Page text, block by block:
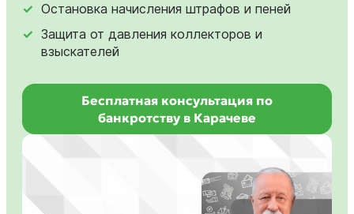
Остановка начисления штрафов и пеней
Защита от давления коллекторов и
взыскателей
Бесплатная консультация по
банкротству в Карачеве